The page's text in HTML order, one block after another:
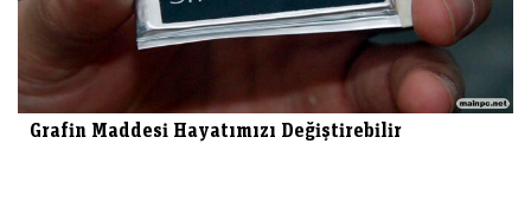
Grafin Maddesi Hayatımızı Değiştirebilir